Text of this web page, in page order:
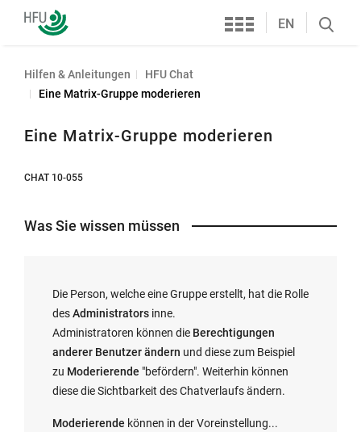
Hochschule
Furtwangen
Services
EN
Search
Hilfen & Anleitungen
HFU Chat
Eine Matrix-Gruppe moderieren
Eine Matrix-Gruppe moderieren
CHAT 10-055
Was Sie wissen müssen
Die Person, welche eine Gruppe erstellt, hat die Rolle
desAdministratorsinne.
Administratoren können die Berechtigungen
anderer Benutzer ändern und diese zum Beispiel
zu Moderierende "befördern". Weiterhin können
diese die Sichtbarkeit des Chatverlaufs ändern.
Moderierende können in der Voreinstellung...